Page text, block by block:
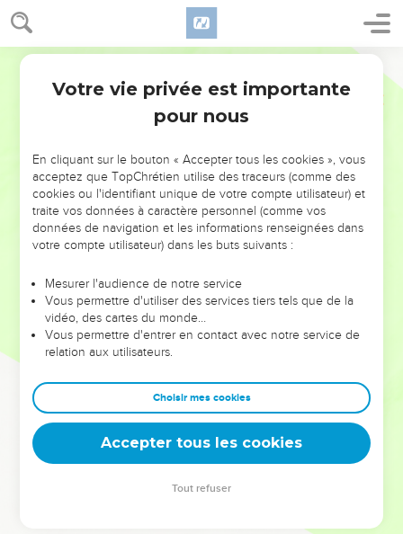
NE MANQUEZ PAS L’ÉVÉNEMENT
DE L’ANNÉE !
ET SI LEURS ERREURS POUVAIENT VOUS ÉVITER LES
VOTRES ?
leur foi ou leur vision. Mais on voit moins les doutes, les erreurs
et les saisons difficiles qu'ils ont traversés, alors même que ce
sont elles qui les ont façonnés.
Dans cette conférence, leaders, entrepreneurs, et responsables
clés pour avancer avec plus de sagesse afin que leurs erreurs
deviennent vos tremplins. Que vous guidiez un ministère, une
équipe, un groupe ou une famille, leur expérience est faite
Votre vie privée est importante
pour nous
En cliquant sur le bouton « Accepter tous les cookies », vous
acceptez que TopChrétien utilise des traceurs (comme des
cookies ou l'identifiant unique de votre compte utilisateur) et
traite vos données à caractère personnel (comme vos
données de navigation et les informations renseignées dans
votre compte utilisateur) dans les buts suivants :
Mesurer l'audience de notre service
Vous permettre d'utiliser des services tiers tels que de la
vidéo, des cartes du monde…
Vous permettre d'entrer en contact avec notre service de
relation aux utilisateurs.
Choisir mes cookies
Accepter tous les cookies
Tout refuser